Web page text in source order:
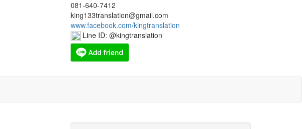
081-640-7412
king133translation@gmail.com
www.facebook.com/kingtranslation
Line ID: @kingtranslation